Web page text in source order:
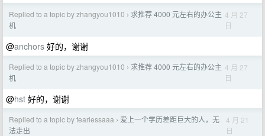
Replied to a topic by zhangyou1010 › 求推荐 4000 元左右的办公主
机
4 月 27
日
@anchors 好的，谢谢
Replied to a topic by zhangyou1010 › 求推荐 4000 元左右的办公主
机
4 月 27
日
@hst 好的，谢谢
Replied to a topic by fearlessaaa › 爱上一个学历差距巨大的人，无
法走出
4 月 21
日